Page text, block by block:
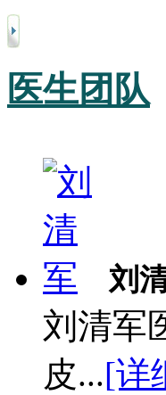
医生团队
刘
刘清军
皮...[详